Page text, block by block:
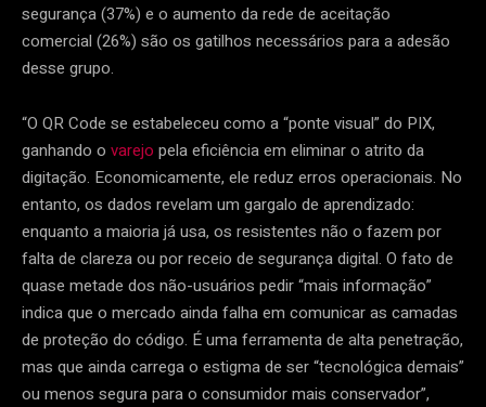
segurança (37%) e o aumento da rede de aceitação
comercial (26%) são os gatilhos necessários para a adesão
desse grupo.
“O QR Code se estabeleceu como a “ponte visual” do PIX,
ganhando o varejo pela eficiência em eliminar o atrito da
digitação. Economicamente, ele reduz erros operacionais. No
entanto, os dados revelam um gargalo de aprendizado:
enquanto a maioria já usa, os resistentes não o fazem por
falta de clareza ou por receio de segurança digital. O fato de
quase metade dos não-usuários pedir “mais informação”
indica que o mercado ainda falha em comunicar as camadas
de proteção do código. É uma ferramenta de alta penetração,
mas que ainda carrega o estigma de ser “tecnológica demais”
ou menos segura para o consumidor mais conservador”,